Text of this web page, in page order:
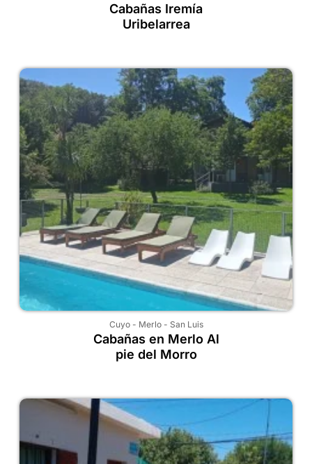
Cabañas Iremía
Uribelarrea
Cuyo- Merlo- San Luis
Cabañas en Merlo Al
pie del Morro